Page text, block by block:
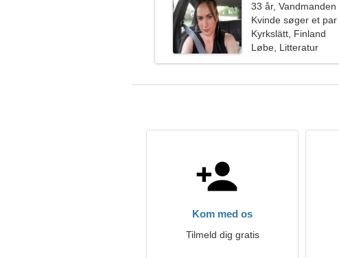
33 år, Vandmanden
Kvinde søger et par
Kyrkslätt, Finland
Løbe, Litteratur
Kom med os
Tilmeld dig gratis